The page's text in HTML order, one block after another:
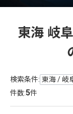
東海 岐
検索条件: 東海 / 岐
件数:5件